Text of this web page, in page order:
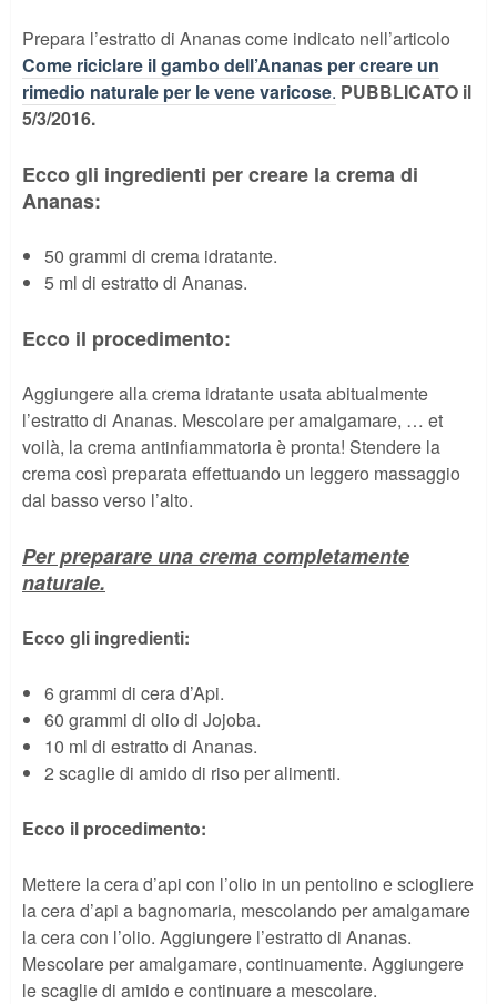
Prepara l’estratto di Ananas come indicato nell’articolo
Come riciclare il gambo dell’Ananas per creare un
rimedio naturale per le vene varicose. PUBBLICATO il
5/3/2016.
Ecco gli ingredienti per creare la crema di
Ananas:
50 grammi di crema idratante.
5 ml di estratto di Ananas.
Ecco il procedimento:
Aggiungere alla crema idratante usata abitualmente
l’estratto di Ananas. Mescolare per amalgamare, … et
voilà, la crema antinfiammatoria è pronta! Stendere la
crema così preparata effettuando un leggero massaggio
dal basso verso l’alto.
Per preparare una crema completamente
naturale.
Ecco gli ingredienti:
6 grammi di cera d’Api.
60 grammi di olio di Jojoba.
10 ml di estratto di Ananas.
2 scaglie di amido di riso per alimenti.
Ecco il procedimento:
Mettere la cera d’api con l’olio in un pentolino e sciogliere
la cera d’api a bagnomaria, mescolando per amalgamare
la cera con l’olio. Aggiungere l’estratto di Ananas.
Mescolare per amalgamare, continuamente. Aggiungere
le scaglie di amido e continuare a mescolare.